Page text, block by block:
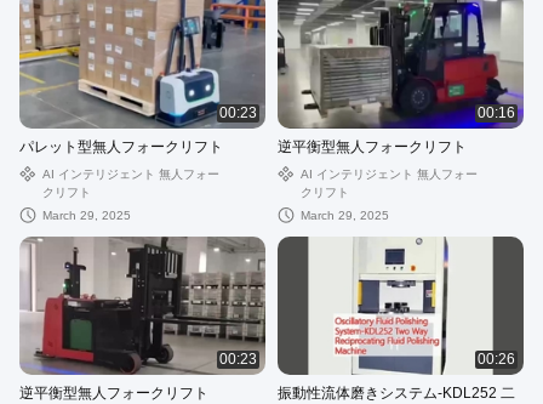
00:23
パレット型無人フォークリフト
AI インテリジェント 無人フォー
クリフト
March 29, 2025
00:16
逆平衡型無人フォークリフト
AI インテリジェント 無人フォー
クリフト
March 29, 2025
00:23
逆平衡型無人フォークリフト
00:26
振動性流体磨きシステム-KDL252 二